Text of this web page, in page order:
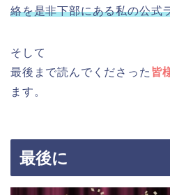
絡を是非下部にある私の公式
そして
最後まで読んでくださった 皆
ます。
最後に